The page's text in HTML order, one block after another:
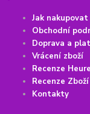
Jak nakupovat
Obchodní
Doprava a
Vrácení zboží
Recenze
Recenze Zboží
Kontakty